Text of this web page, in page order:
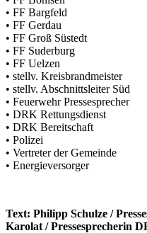
• FF Bargfeld
• FF Gerdau
• FF Groß Süstedt
• FF Suderburg
• FF Uelzen
• stellv. Kreisbrandmeister
• stellv. Abschnittsleiter Süd
• Feuerwehr Pressesprecher
• DRK Rettungsdienst
• DRK Bereitschaft
• Polizei
• Vertreter der Gemeinde
• Energieversorger
Text: Philipp Schulze /
Karolat / Pressesprecherin